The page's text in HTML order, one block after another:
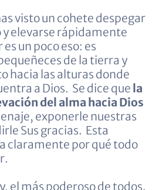
visto un cohete despegar
y elevarse rápidamente
un poco eso: es
de la tierra y
hacia las alturas donde
a Dios. Se dice que la
del alma hacia Dios
exponerle nuestras
Sus gracias. Esta
claramente por qué todo
el más poderoso de todos.